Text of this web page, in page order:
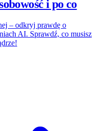
i po co
– odkryj prawdę o
AI. Sprawdź, co musisz